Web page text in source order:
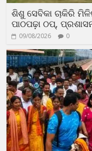
ଶିଶୁ ସେବିକା ଚାକିରି
ପାଠପଢ଼ା ଠପ୍,
09/08/2026 0